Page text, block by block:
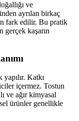
ve
ayrılan birkaç
fark edilir. Bu pratik
gerçek kaşarın
Katkı
içermez. Tostun
ve ağır kimyasal
ürünler genellikle